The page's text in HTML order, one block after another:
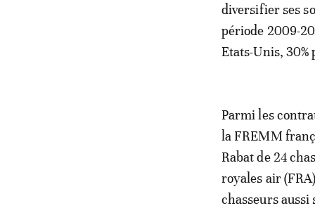
diversifier ses
période 2009-
Etats-Unis, 30%
Parmi les
la FREMM
Rabat de 24
royales air
chasseurs